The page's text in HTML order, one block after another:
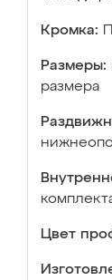
Кромка:
Размеры:
размера
Цвет